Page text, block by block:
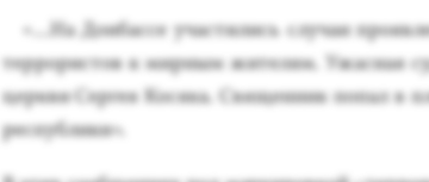
«...На Дон­бассе учас­ти­лись слу­чаи
тер­ро­рис­тов к мир­ным жи­телям. Ужас­ная
цер­кви Сер­гея Ко­сяка. Свя­щен­ник по­пал в
рес­публи­ки».